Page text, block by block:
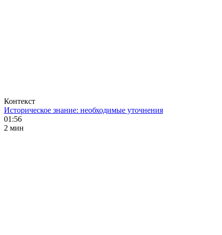
Контекст
Историческое знание: необходимые уточнения
01:56
2 мин